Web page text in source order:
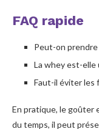
FAQ rapide
Peut-on prendre
La whey est-elle
Faut-il éviter les
En pratique, le goûter
du temps, il peut